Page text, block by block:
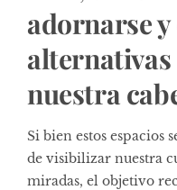
adornarse
nuestra
Si bien estos espacios
de visibilizar nuestra
miradas, el objetivo